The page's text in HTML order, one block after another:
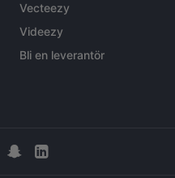
Vecteezy
Videezy
Bli en leverantör